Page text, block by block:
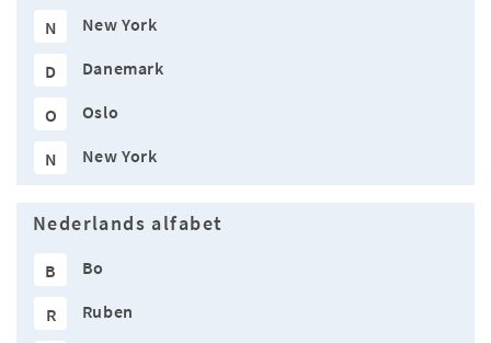
N New York
D Danemark
O Oslo
N New York
Nederlands alfabet
B Bo
R Ruben